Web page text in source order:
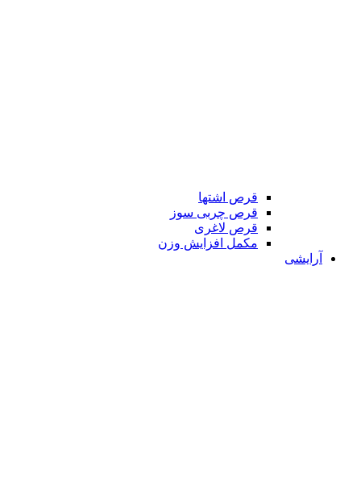
قرص اشتها
قرص چربی سوز
قرص لاغری
مکمل افزایش وزن
آرایشی